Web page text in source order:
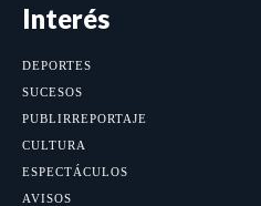
Interés
DEPORTES
SUCESOS
PUBLIRREPORTAJE
CULTURA
ESPECTÁCULOS
AVISOS